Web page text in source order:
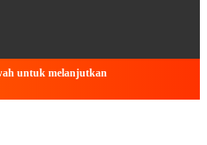
untuk melanjutkan